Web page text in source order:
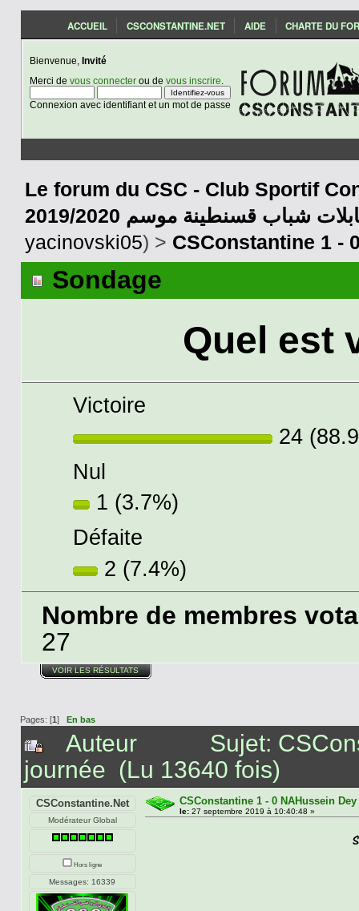
ACCUEIL CSCONSTANTINE.NET AIDE CHARTE DU
Bienvenue, Invité
Merci de vous connecterou de vous inscrire
Connexion avec identifiant et un mot de passe
Le forum du CSC - Club Sportif
2020 مقابلات شباب قسنطينة موسم
yacinovski05) > CSConstantine 1 -
Sondage
Quel est
Victoire
24
Nul
1 (3.7%)
Défaite
2 (7.4%)
Nombre de membres
27
VOIR LES RÉSULTATS
Pages: [1] En bas
Auteur
Sujet:
journée (Lu 13640 fois)
CSConstantine.Net
Modérateur Global
Hors ligne
Messages: 16339
CSConstantine 1 - 0 NAHussein
le: 27 septembre 2019 à 10:40:48 »